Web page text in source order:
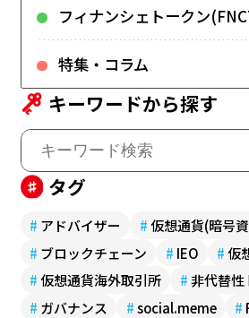
フィナンシェトークン
特集・コラム
キーワードから探す
タグ
# アドバイザー #仮想通貨(暗号
# ブロックチェーン # IEO #仮
#仮想通貨海外取引所 #非代替性
# ガバナンス #social.meme #